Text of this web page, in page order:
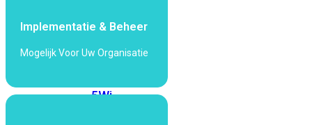
Fi
5Wi-
Implementatie & Beheer
Mogelijk Voor Uw Organisatie